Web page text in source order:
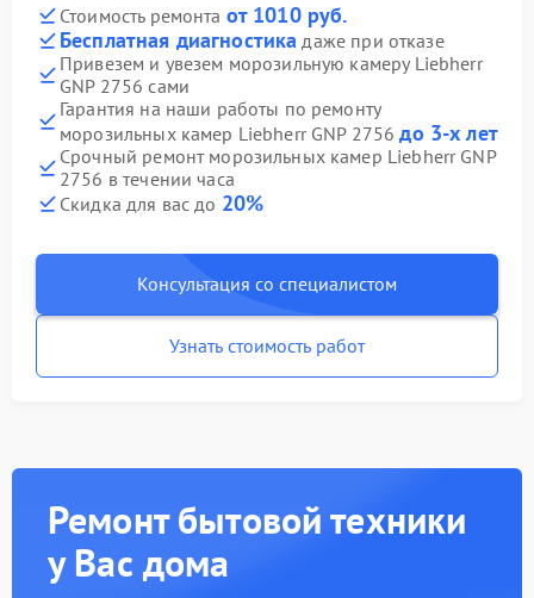
Стоимость ремонта от 1010 руб.
Бесплатная диагностика даже при отказе
Привезем и увезем морозильную камеру Liebherr
GNP 2756 сами
Гарантия на наши работы по ремонту
морозильных камер Liebherr GNP 2756до 3-х лет
Срочный ремонт морозильных камер Liebherr GNP
2756 в течении часа
Скидка для вас до 20%
Консультация со специалистом
Узнать стоимость работ
Ремонт бытовой техники
у Вас дома